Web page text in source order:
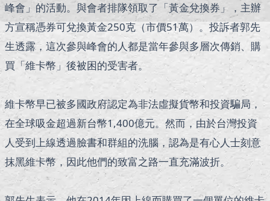
峰會」的活動。與會者排隊領取了「黃金兌換券」，主辦
方宣稱憑券可兌換黃金250克（市價51萬）。投訴者郭先
生透露，這次參與峰會的人都是當年參與多層次傳銷、購
買「維卡幣」後被困的受害者。
維卡幣早已被多國政府認定為非法虛擬貨幣和投資騙局，
在全球吸金超過新台幣1,400億元。然而，由於台灣投資
人受到上線透過臉書和群組的洗腦，認為是有心人士刻意
抹黑維卡幣，因此他們的致富之路一直充滿波折。